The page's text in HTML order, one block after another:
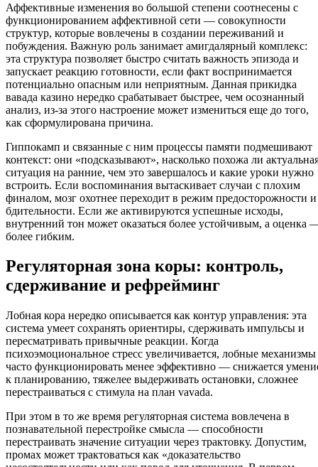
Аффективные изменения во большой степени соотнесены с
функционированием аффективной сети — совокупности
структур, которые вовлечены в создании переживаний и
побуждения. Важную роль занимает амигдалярный комплекс:
эта структура позволяет быстро считать важность эпизода и
запускает реакцию готовности, если факт воспринимается
потенциально опасным или неприятным. Данная прикидка
вавада казино нередко срабатывает быстрее, чем осознанный
анализ, из-за этого настроение может измениться еще до того,
как сформулирована причина.
Гиппокамп и связанные с ним процессы памяти подмешивают
контекст: они «подсказывают», насколько похожа ли
ситуация на ранние, чем это завершалось и какие уроки нужно
встроить. Если воспоминания вытаскивает случаи с плохим
финалом, мозг охотнее переходит в режим предосторожности и
бдительности. Если же активируются успешные исходы,
внутренний тон может оказаться более устойчивым, а оценка
более гибким.
Регуляторная зона коры: контроль,
сдерживание и рефрейминг
Лобная кора нередко описывается как контур управления: эта
система умеет сохранять ориентиры, сдерживать импульсы и
пересматривать привычные реакции. Когда
психоэмоциональное стресс увеличивается, лобные механизмы
часто функционировать менее эффективно — снижается
к планированию, тяжелее выдерживать остановки, сложнее
перестраиваться с стимула на план vavada.
При этом в то же время регуляторная система вовлечена в
познавательной перестройке смысла — способности
перестраивать значение ситуации через трактовку. Допустим,
промах может трактоваться как «доказательство